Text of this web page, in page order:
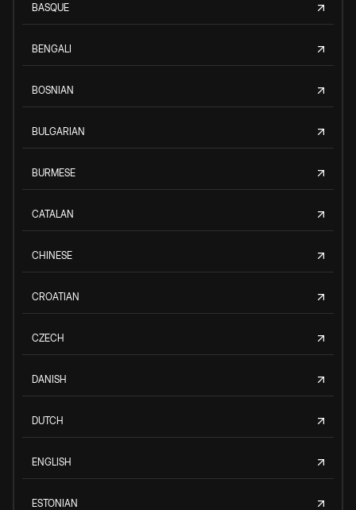
BASQUE
BENGALI
BOSNIAN
BULGARIAN
BURMESE
CATALAN
CHINESE
CROATIAN
CZECH
DANISH
DUTCH
ENGLISH
ESTONIAN